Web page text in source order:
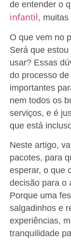
de entender o
infantil, muitas
O que vem no
Será que
usar? Essas
do processo
importantes
nem todos os
serviços, e é
que está
Neste artigo,
pacotes, para
esperar, o que
decisão para o
Porque uma
salgadinhos e
experiências,
tranquilidade